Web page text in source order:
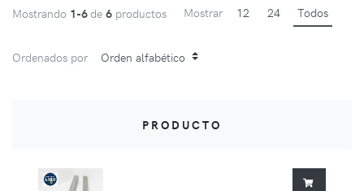
Mostrando 1-6de 6 productos Mostrar 12 24 Todos
Ordenados por
PRODUCTO